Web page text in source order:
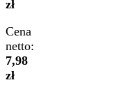
zł
Cena
netto:
7,98
zł